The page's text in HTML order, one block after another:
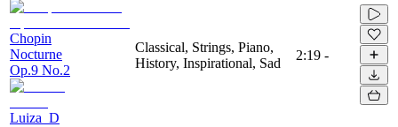
Chopin
Nocturne
Op.9 No.2
Luiza_D
Classical, Strings, Piano,
History, Inspirational, Sad
2:19 -